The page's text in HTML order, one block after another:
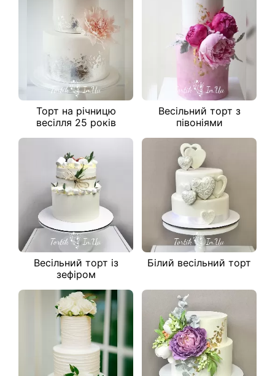
Торт на річницю
весілля 25 років
Весільний торт з
півоніями
Весільний торт із
зефіром
Білий весільний торт